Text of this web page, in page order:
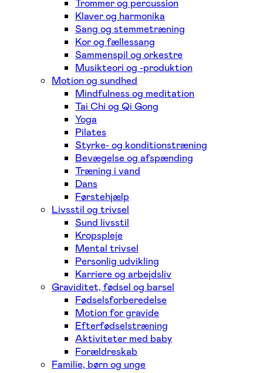
Trommer og percussion
Klaver og harmonika
Sang og stemmetræning
Kor og fællessang
Sammenspil og orkestre
Musikteori og -produktion
Motion og sundhed
Mindfulness og meditation
Tai Chi og Qi Gong
Yoga
Pilates
Styrke- og konditionstræning
Bevægelse og afspænding
Træning i vand
Dans
Førstehjælp
Livsstil og trivsel
Sund livsstil
Kropspleje
Mental trivsel
Personlig udvikling
Karriere og arbejdsliv
Graviditet, fødsel og barsel
Fødselsforberedelse
Motion for gravide
Efterfødselstræning
Aktiviteter med baby
Forældreskab
Familie, børn og unge